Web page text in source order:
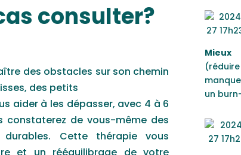
consulter?
des obstacles sur son chemin
des petits
aider à les dépasser, avec 4 à 6
constaterez de vous-même des
Cette thérapie vous
et un rééquilibrage de votre
un